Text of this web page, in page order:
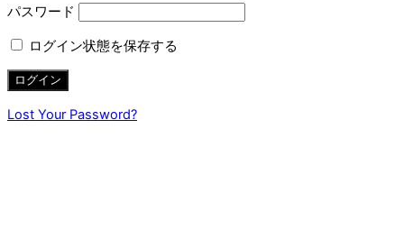
パスワード
ログイン状態を保存する
Lost Your Password?